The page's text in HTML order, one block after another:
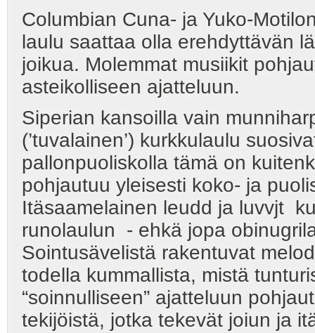
Columbian Cuna- ja Yuko-
laulu saattaa olla erehdyttävän
joikua. Molemmat musiikit
asteikolliseen ajatteluun.
Siperian kansoilla vain
(’tuvalainen’) kurkkulaulu
pallonpuoliskolla tämä on
pohjautuu yleisesti koko- ja
Itäsaamelainen leudd ja luvvjt
runolaulun - ehkä jopa
Sointusävelistä rakentuvat
todella kummallista, mistä
“soinnulliseen” ajatteluun
tekijöistä, jotka tekevät joiun ja